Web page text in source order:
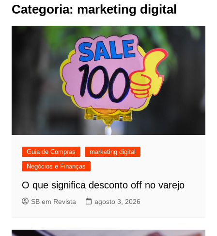
Categoria: marketing digital
Guia de Compras
marketing digital
Negócios e Finanças
O que significa desconto off no varejo
SB em Revista agosto 3, 2026